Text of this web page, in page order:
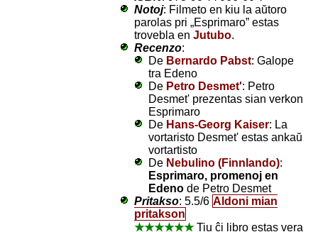
Notoj: Filmeto en kiu la aŭtoro
parolas pri „Esprimaro” estas
trovebla en Jutubo.
Recenzo:
De Bernardo Pabst: Galope
tra Edeno
De Petro Desmet': Petro
Desmet' prezentas sian verkon
Esprimaro
De Hans-Georg Kaiser: La
vortaristo Desmet' estas ankaŭ
vortartisto
De Nebulino (Finnlando):
Esprimaro, promenoj en
Edenode Petro Desmet
Pritakso: 5.5/6 Aldoni mian
pritakson
★★★★★★Tiu ĉi libro estas vera